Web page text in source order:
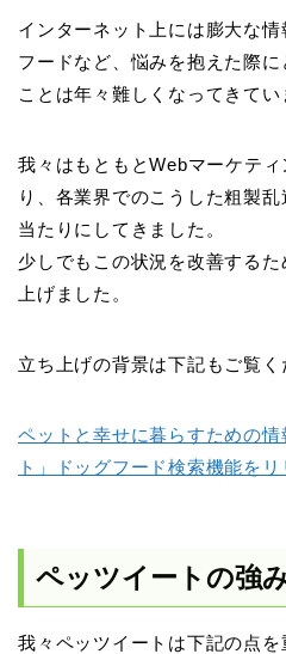
インターネット上には膨大な情
フードなど、悩みを抱えた際
ことは年々難しくなってきてい
我々はもともとWebマーケテ
り、各業界でのこうした粗製
当たりにしてきました。
少しでもこの状況を改善する
上げました。
立ち上げの背景は下記もご覧く
ペットと幸せに暮らすための
ト」ドッグフード検索機能を
ペッツイートの強
我々ペッツイートは下記の点